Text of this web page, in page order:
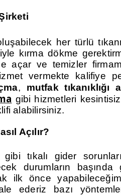
her türlü
kırma dökme
açar ve temizler
vermekte kalifiye
, mutfak tıkanıklığı
gibi hizmetleri
alabilirsiniz.
Açılır?
tıkalı gider
durumların
ilk önce
ederiz bazı